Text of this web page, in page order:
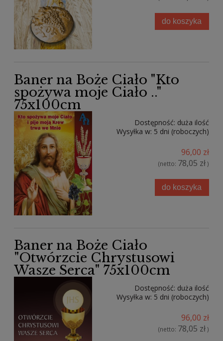
do koszyka
Baner na Boże Ciało "Kto
spożywa moje Ciało .."
75x100cm
Dostępność: duża ilość
Wysyłka w: 5 dni (roboczych)
96,00 zł
(netto: 78,05 zł)
do koszyka
Baner na Boże Ciało
"Otwórzcie Chrystusowi
Wasze Serca" 75x100cm
Dostępność: duża ilość
Wysyłka w: 5 dni (roboczych)
96,00 zł
(netto: 78,05 zł)